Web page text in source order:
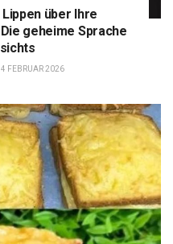
über Ihre
geheime Sprache
FEBRUAR 2026